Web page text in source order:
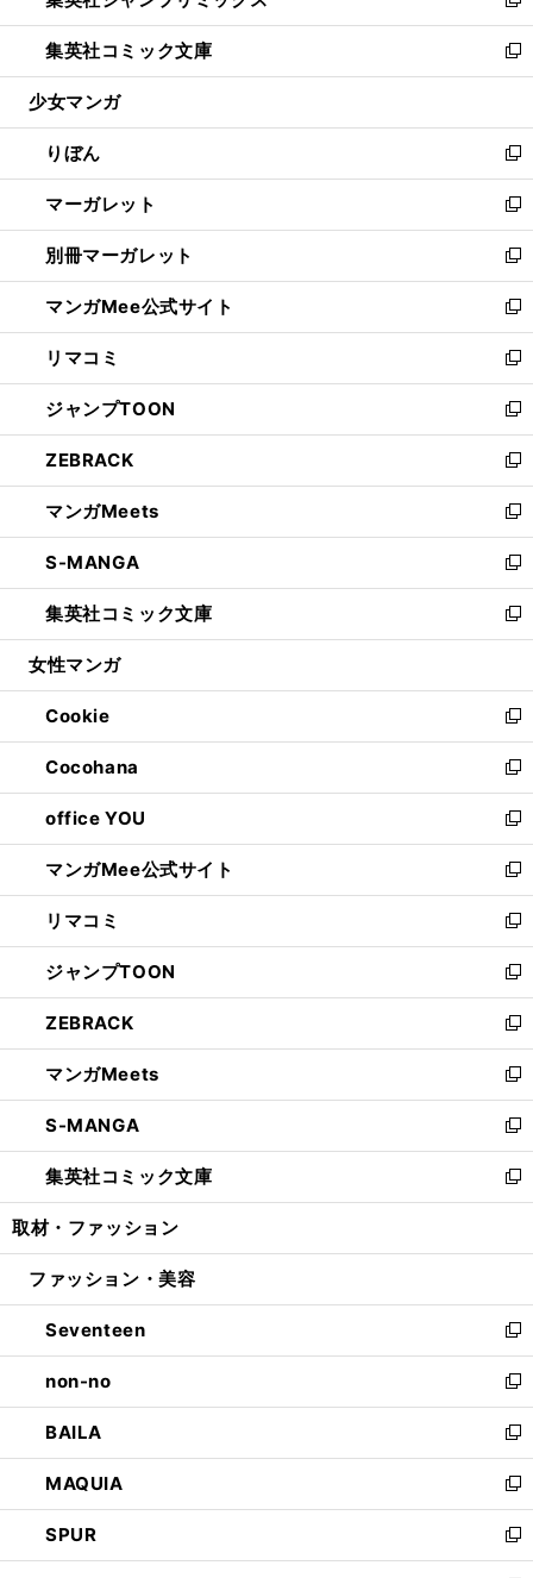
開
く
ウ
で
開
ン
ド
ウ
開
く
ウ
ィ
ン
ウ
で
開
く
新
し
い
ウ
ン
ド
ウ
で
開
く
集英社コミック文庫
新
し
ウ
ィ
ン
ド
ウ
で
開
く
少女マンガ
りぼん
新
し
い
ウ
ィ
ン
ド
ウ
で
開
く
マーガレット
新
し
い
ウ
ィ
ン
ド
ウ
で
開
く
別冊マーガレット
新
し
い
ウ
ィ
ン
ド
ウ
で
開
く
マンガMee公式サイト
新
し
い
ウ
ィ
ン
ド
ウ
で
開
く
リマコミ
新
し
い
ウ
ィ
ン
ド
ウ
で
開
く
ジャンプTOON
新
し
い
ウ
ィ
ン
ド
ウ
で
開
ZEBRACK
新
し
い
ウ
ィ
ン
ド
ウ
開
く
マンガMeets
新
し
い
ウ
ィ
ン
ウ
で
開
く
S-MANGA
新
し
い
ウ
ン
ド
ウ
で
開
く
集英社コミック文庫
新
し
ウ
ィ
ン
ド
ウ
で
開
く
女性マンガ
Cookie
新
し
い
ウ
ィ
ン
ド
ウ
で
開
く
Cocohana
新
し
い
ウ
ィ
ン
ド
ウ
で
開
く
office YOU
新
し
い
ウ
ィ
ン
ド
ウ
で
開
く
マンガMee公式サイト
新
し
い
ウ
ィ
ン
ド
ウ
で
開
く
リマコミ
新
し
い
ウ
ィ
ン
ド
ウ
で
開
く
ジャンプTOON
新
し
い
ウ
ィ
ン
ド
ウ
で
開
ZEBRACK
新
し
い
ウ
ィ
ン
ド
ウ
開
マンガMeets
新
し
い
ウ
ィ
ン
ウ
開
く
S-MANGA
新
し
い
ウ
ン
ウ
で
開
く
集英社コミック文庫
新
し
ウ
ン
ド
ウ
で
開
く
取材・ファッション
ファッション・美容
Seventeen
新
し
い
ウ
ィ
ン
ド
ウ
で
開
non-no
新
し
い
ウ
ィ
ン
ド
ウ
BAILA
新
し
い
ウ
ィ
ン
MAQUIA
新
し
い
ウ
SPUR
新
し